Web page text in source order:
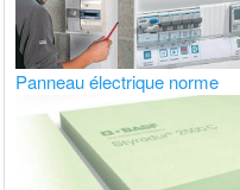
Panneau électrique norme